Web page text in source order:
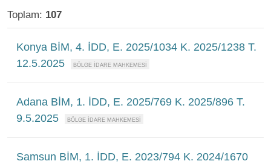
Toplam: 107
Konya BİM, 4. İDD, E. 2025/1034 K. 2025/1238 T.
12.5.2025
Adana BİM, 1. İDD, E. 2025/769 K. 2025/896 T.
9.5.2025
Samsun BİM, 1. İDD, E. 2023/794 K. 2024/1670